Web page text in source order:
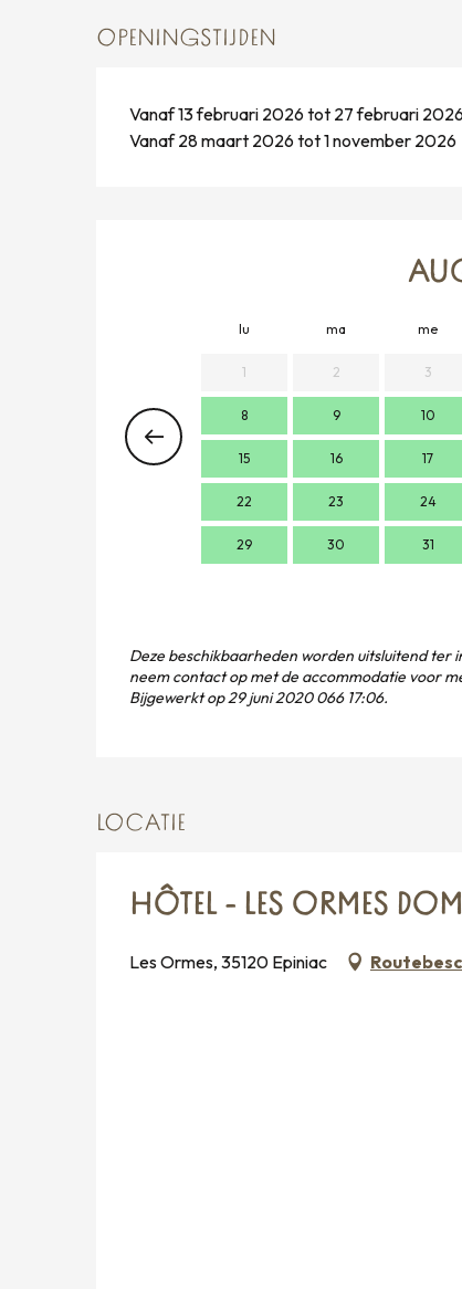
OPENINGSTIJDEN
Vanaf 13 februari 2026 tot 27 februari 2026
Vanaf 28 maart 2026 tot 1 november 2026
lu ma me
1 2 3
8 9 10
15 16 17
22 23 24
29 30 31
Deze beschikbaarheden worden uitsluitend
neem contact op met de accommodatie voor
Bijgewerkt op29 juni 2020 066 17:06.
LOCATIE
HÔTEL - LES ORMES
Les Ormes, 35120 Epiniac